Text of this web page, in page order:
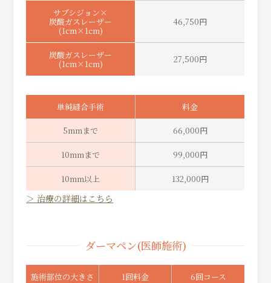
サブシジョン×
炭酸ガスレーザー
(1cm×1cm)
46,750円
炭酸ガスレーザー
(1cm×1cm) 27,500円
単純縫合手術 料金
5mmまで 66,000円
10mmまで 99,000円
10mm以上 132,000円
＞ 治療の詳細はこちら
ダーマペン(医師施術)
施術部位の大きさ 1回料金 6回コース